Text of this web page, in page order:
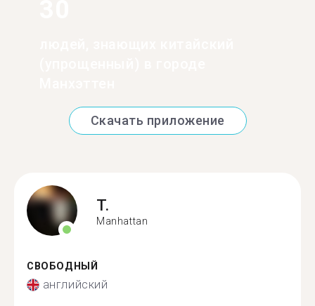
Скачать приложение
T.
Manhattan
СВОБОДНЫЙ
английский